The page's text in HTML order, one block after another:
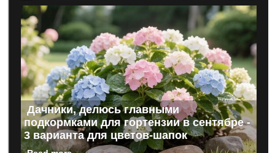
Дачники, делюсь главными
подкормками для гортензии в сентябре -
3 варианта для цветов-шапок